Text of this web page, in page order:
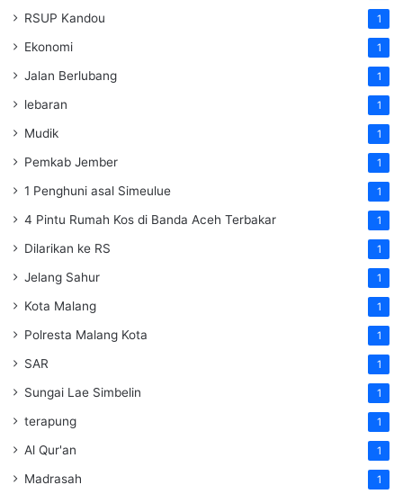
RSUP Kandou 1
Ekonomi 1
Jalan Berlubang 1
lebaran 1
Mudik 1
Pemkab Jember 1
1 Penghuni asal Simeulue 1
4 Pintu Rumah Kos di Banda Aceh Terbakar 1
Dilarikan ke RS 1
Jelang Sahur 1
Kota Malang 1
Polresta Malang Kota 1
SAR 1
Sungai Lae Simbelin 1
terapung 1
Al Qur'an 1
Madrasah 1